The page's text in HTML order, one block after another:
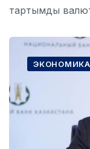
тартымды
ЭКОНОМИКА